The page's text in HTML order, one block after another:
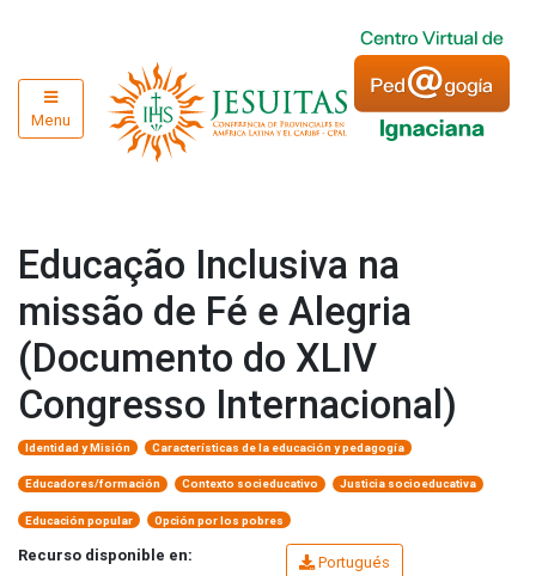
Menu
Educação Inclusiva na
missão de Fé e Alegria
(Documento do XLIV
Congresso Internacional)
Identidad y Misión Características de la educación y pedagogía
Educadores/formación Contexto socieducativo Justicia socioeducativa
Educación popular Opción por los pobres
Recurso disponible en: Portugués